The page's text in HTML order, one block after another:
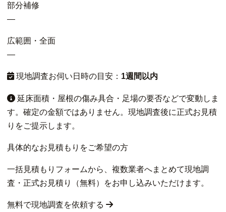
部分補修
—
広範囲・全面
—
現地調査お伺い日時の目安： 1週間以内
延床面積・屋根の傷み具合・足場の要否などで変動しま
す。確定の金額ではありません。現地調査後に正式お見積
りをご提示します。
具体的なお見積もりをご希望の方
一括見積もりフォームから、複数業者へまとめて現地調
査・正式お見積り（無料）をお申し込みいただけます。
無料で現地調査を依頼する